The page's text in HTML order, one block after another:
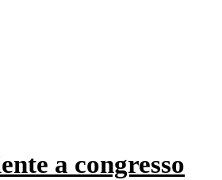
a congresso